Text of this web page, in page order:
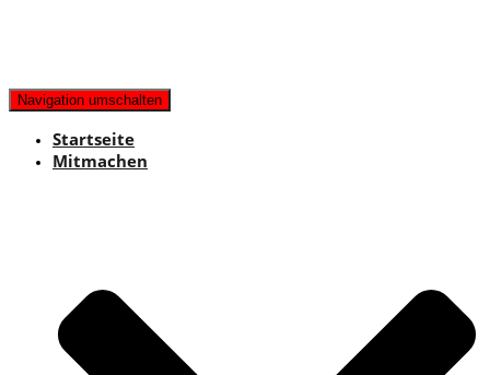
Navigation umschalten
Startseite
Mitmachen